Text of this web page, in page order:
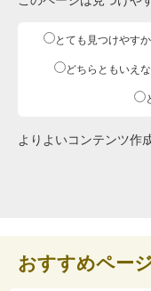
とても見つけやす
どちらともいえ
よりよいコンテンツ作
おすすめペー